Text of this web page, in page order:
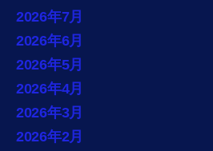
2026年7月
2026年6月
2026年5月
2026年4月
2026年3月
2026年2月